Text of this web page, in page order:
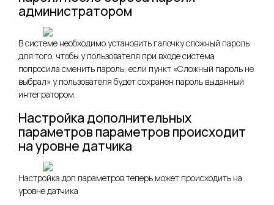
администратором
В системе необходимо установить галочку сложный пароль
для того, чтобы у пользователя при входе система
попросила сменить пароль, если пункт «Сложный пароль не
выбрал» у пользователя будет сохранен пароль выданный
интегратором.
Настройка дополнительных
параметров параметров происходит
на уровне датчика
Настройка доп параметров теперь может происходить на
уровне датчика